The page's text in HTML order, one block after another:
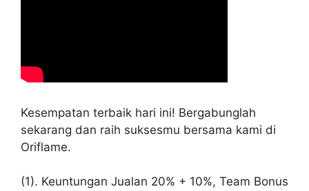
Kesempatan terbaik hari ini! Bergabunglah
sekarang dan raih suksesmu bersama kami di
Oriflame.
(1). Keuntungan Jualan 20% + 10%, Team Bonus